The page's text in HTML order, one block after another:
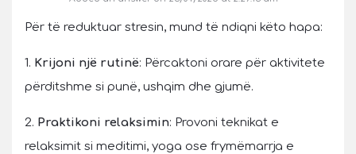
Për të reduktuar stresin, mund të ndiqni këto hapa:
1. Krijoni një rutinë: Përcaktoni orare për aktivitete
përditshme si punë, ushqim dhe gjumë.
2. Praktikoni relaksimin: Provoni teknikat e
relaksimit si meditimi, yoga ose frymëmarrja e